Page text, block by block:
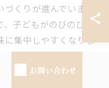
くりが進んでいま
、子どもがのびのびと
に集中しやすくなりま
族のライフスタイル
お問い合わせ